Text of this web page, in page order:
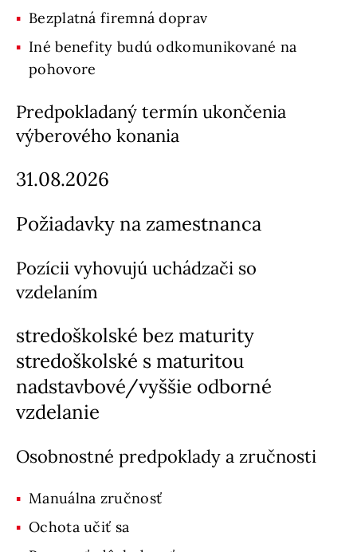
Bezplatná firemná doprav
Iné benefity budú odkomunikované na
pohovore
Predpokladaný termín ukončenia
výberového konania
31.08.2026
Požiadavky na zamestnanca
Pozícii vyhovujú uchádzači so
vzdelaním
stredoškolské bez maturity
stredoškolské s maturitou
nadstavbové/vyššie odborné
vzdelanie
Osobnostné predpoklady a zručnosti
Manuálna zručnosť
Ochota učiť sa